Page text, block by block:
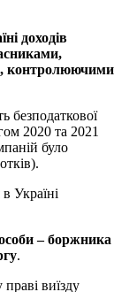
доходів
контролюючими
безподаткової
2020 та 2021
було
в Україні
– боржника
.
виїзду